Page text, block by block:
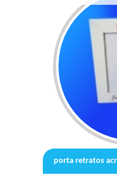
porta retratos